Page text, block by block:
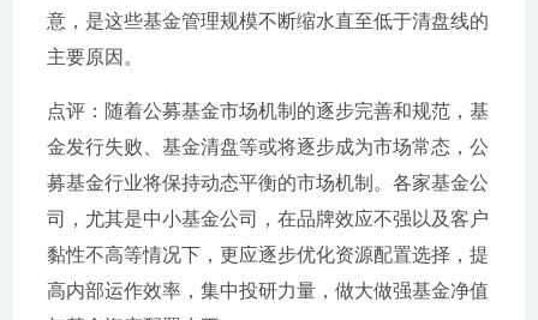
意，是这些基金管理规模不断缩水直至低于清盘线的
主要原因。
点评：随着公募基金市场机制的逐步完善和规范，基
金发行失败、基金清盘等或将逐步成为市场常态，公
募基金行业将保持动态平衡的市场机制。各家基金公
司，尤其是中小基金公司，在品牌效应不强以及客户
黏性不高等情况下，更应逐步优化资源配置选择，提
高内部运作效率，集中投研力量，做大做强基金净值